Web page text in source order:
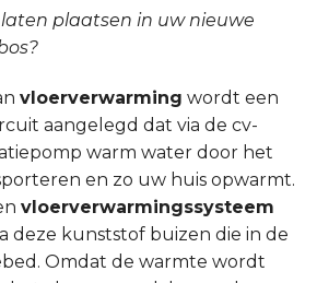
plaatsen in uw nieuwe
vloerverwarming wordt een
aangelegd dat via de cv-
warm water door het
en zo uw huis opwarmt.
vloerverwarmingssysteem
deze kunststof buizen die in de
Omdat de warmte wordt